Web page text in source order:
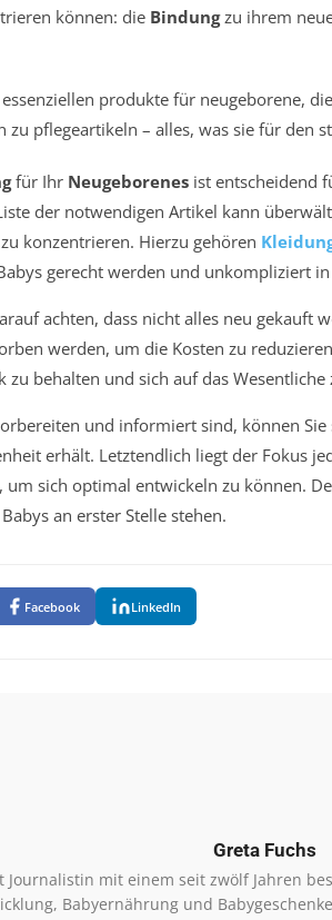
können: die Bindungzu ihrem
für Ihr Neugeborenes ist entscheidend
der notwendigen Artikel kann
konzentrieren. Hierzu gehören
gerecht werden und unkompliziert
achten, dass nicht alles neu gekauft
werden, um die Kosten zu
zu behalten und sich auf das
und informiert sind, können
erhält. Letztendlich liegt der Fokus
sich optimal entwickeln zu können.
an erster Stelle stehen.
Facebook LinkedIn
Greta Fuchs
Journalistin mit einem seit zwölf Jahren
Babyernährung und